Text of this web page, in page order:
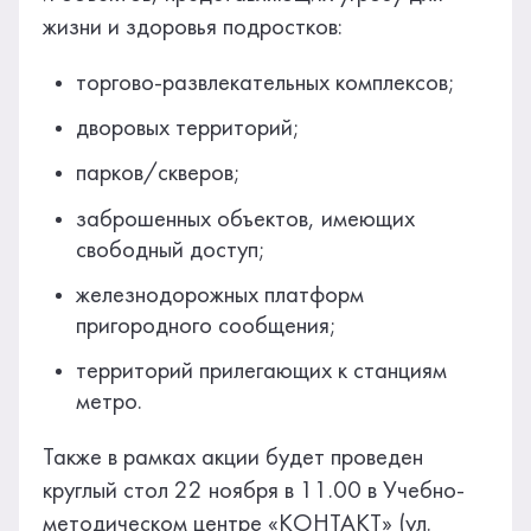
жизни и здоровья подростков:
торгово-развлекательных комплексов;
дворовых территорий;
парков/скверов;
заброшенных объектов, имеющих
свободный доступ;
железнодорожных платформ
пригородного сообщения;
территорий прилегающих к станциям
метро.
Также в рамках акции будет проведен
круглый стол 22 ноября в 11.00 в Учебно-
методическом центре «КОНТАКТ» (ул.